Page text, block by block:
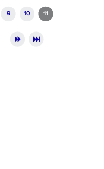
9 10 11